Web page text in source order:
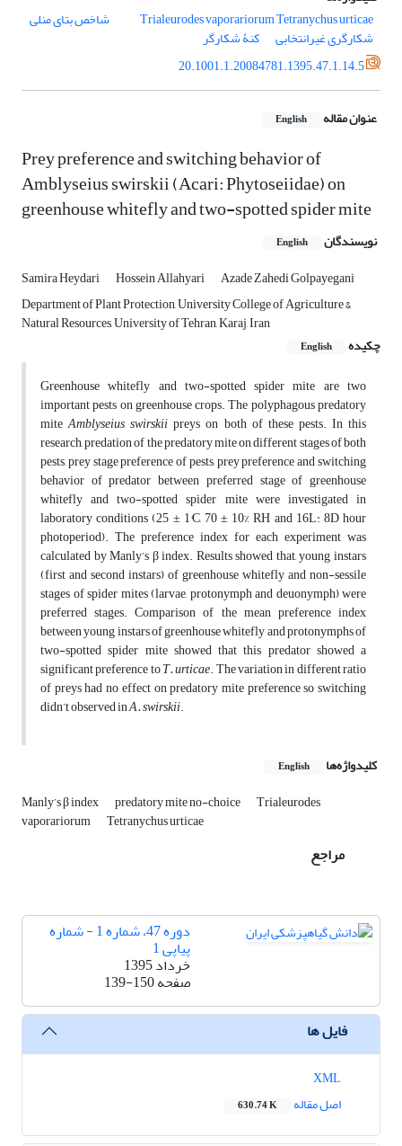
Trialeurodes vaporariorumTetranychus urticae شاخص بتای منلی
شکارگری غیرانتخابی
کنۀ شکارگر
20.1001.1.20084781.1395.47.1.14.5
عنوان مقاله English
Prey preference and switching behavior of
Amblyseius swirskii (Acari: Phytoseiidae) on
greenhouse whitefly and two-spotted spider mite
نویسندگان English
Samira Heydari Hossein Allahyari
Azade Zahedi Golpayegani
Department of Plant Protection, University College of Agriculture &
Natural Resources, University of Tehran, Karaj, Iran
چکیده
English
Greenhouse whitefly and two-spotted spider mite are two
important pests on greenhouse crops. The polyphagous predatory
miteAmblyseius swirskii preys on both of these pests. In this
research, predation of the predatory mite on different stages of both
pests, prey stage preference of pests, prey preference and switching
behavior of predator between preferred stage of greenhouse
whitefly and two-spotted spider mite were investigated in
laboratory conditions (25 ± 1°C, 70 ± 10% RH and 16L: 8D hour
photoperiod). The preference index for each experiment was
calculated by Manly’s β index. Results showed that, young instars
(first and second instars) of greenhouse whitefly and non-sessile
stages of spider mites (larvae, protonymph and deuonymph) were
preferred stages. Comparison of the mean preference index
between young instars of greenhouse whitefly and protonymphs of
two-spotted spider mite showed that this predator showed a
significant preference toT. urticae. The variation in different ratio
of preys had no effect on predatory mite preference so switching
didn’t observed inA. swirskii.
کلیدواژه‌ها English
Manly’s β index predatory mite no-choice Trialeurodes
vaporariorum Tetranychus urticae
مراجع
دوره 47، شماره 1 - شماره
پیاپی 1
خرداد 1395
صفحه139-150
فایل ها
اصل مقاله
630.74 K